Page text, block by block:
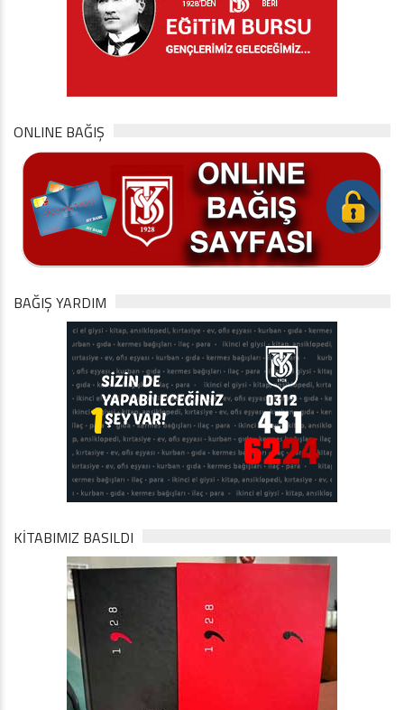
ONLINE BAĞIŞ
BAĞIŞ YARDIM
KİTABIMIZ BASILDI